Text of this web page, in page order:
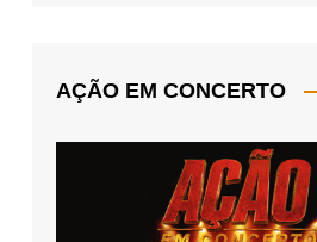
AÇÃO EM CONCERTO